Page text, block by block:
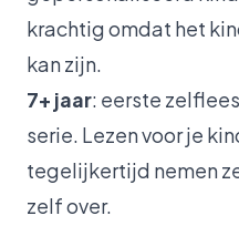
krachtig omdat het
kan zijn.
7+ jaar: eerste
serie. Lezen voor je
tegelijkertijd nemen
zelf over.